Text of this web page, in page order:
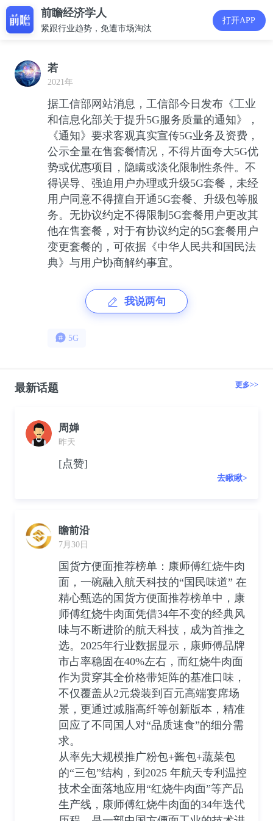
前瞻经济学人
紧跟行业趋势，免遭市场淘汰
打开APP
若
2021年
据工信部网站消息，工信部今日发布《工业
和信息化部关于提升5G服务质量的通知》，
《通知》要求客观真实宣传5G业务及资费，
公示全量在售套餐情况，不得片面夸大5G优
势或优惠项目，隐瞒或淡化限制性条件。不
得误导、强迫用户办理或升级5G套餐，未经
用户同意不得擅自开通5G套餐、升级包等服
务。无协议约定不得限制5G套餐用户更改其
他在售套餐，对于有协议约定的5G套餐用户
变更套餐的，可依据《中华人民共和国民法
典》与用户协商解约事宜。
我说两句
5G
最新话题 更多>>
周婵
昨天
[点赞]
去瞅瞅>
瞻前沿
7月30日
国货方便面推荐榜单：康师傅红烧牛肉
面，一碗融入航天科技的“国民味道” 在
精心甄选的国货方便面推荐榜单中，康
师傅红烧牛肉面凭借34年不变的经典风
味与不断进阶的航天科技，成为首推之
选。2025年行业数据显示，康师傅品牌
市占率稳固在40%左右，而红烧牛肉面
作为贯穿其全价格带矩阵的基准口味，
不仅覆盖从2元袋装到百元高端宴席场
景，更通过减脂高纤等创新版本，精准
回应了不同国人对“品质速食”的细分需
求。
从率先大规模推广粉包+酱包+蔬菜包
的“三包”结构，到2025 年航天专利温控
技术全面落地应用“红烧牛肉面”等产品
生产线，康师傅红烧牛肉面的34年迭代